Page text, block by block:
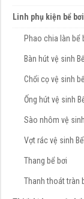
Linh phụ kiện bể bơi
Phao chia làn bể
Bàn hút vệ sinh
Chổi cọ vệ sinh
Ống hút vệ sinh
Sào nhôm vệ
Vợt rác vệ sinh
Thang bể bơi
Thanh thoát tràn